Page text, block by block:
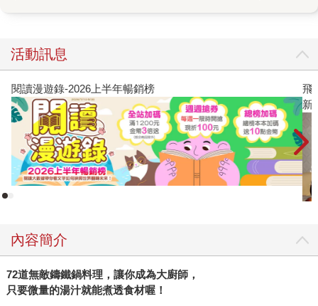
1704年一位英國人亞伯拉罕‧達比(Abraham Darby)前往荷蘭
學習鑄鐵，研習四年後將技術帶回英格蘭，並開始大量生產
鑄鐵廚具，才慢慢傳遍歐洲。由於無論是煮、煎、燉、炸、
烤皆可派上用場，在移動時頗為方便，於是歐洲移民者帶著
它飄洋過海來到美洲，在當時深受殖民者的喜愛，甚至成為
傳家寶，例如：美國開國總統華盛頓的母親瑪麗．鮑爾．華
盛頓，就曾在遺囑中註明，她的鐵製廚房鍋具有一半要留給
他孫子，另外一半則給他的孫女。鑄鐵鍋在當時受重視的程
度可見一斑！ 而台灣近年來因戶外露營慢慢興起，廠商嗅到
荷蘭鍋。由於此鍋為厚重生鐵鑄造而成，柔弱的家庭主婦拿
在手中並不稱手，因此又被稱之「男人的鍋」。可是由於鑄
鐵鍋導熱能力強、保溫效果佳，能將熱力傳導到整個鐵鍋及
食材中，只需要短短的加熱時間便可以完成料理，還可以利
活動訊息
閱讀漫遊錄-2026上半年暢銷榜
飛
新
內容簡介
72道無敵鑄鐵鍋料理，讓你成為大廚師，
只要微量的湯汁就能煮透食材喔！